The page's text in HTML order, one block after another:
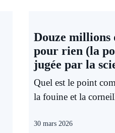
Douze millions
pour rien (la
jugée par la
Quel est le point
la fouine et la
30 mars 2026